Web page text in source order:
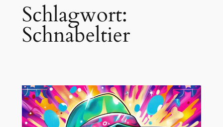
Schlagwort:
Schnabeltier